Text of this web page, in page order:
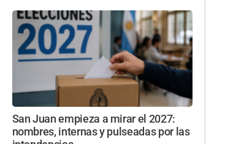
San Juan empieza a mirar el 2027:
nombres, internas y pulseadas por las